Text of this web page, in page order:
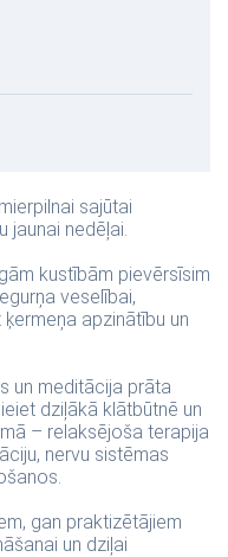
sajūtai
jaunai nedēļai.
kustībām pievērsīsim
veselībai,
apzinātību un
un meditācija prāta
dziļākā klātbūtnē un
– relaksējoša terapija
nervu sistēmas
gan praktizētājiem
un dziļai